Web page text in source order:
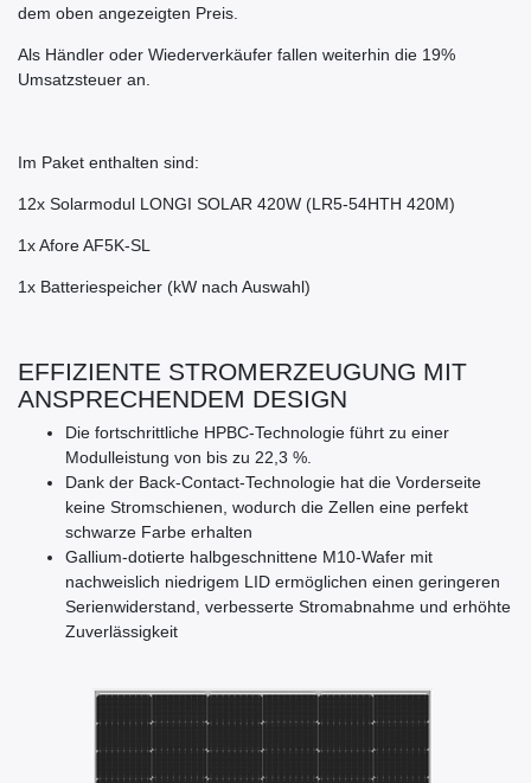
dem oben angezeigten Preis.
Als Händler oder Wiederverkäufer fallen weiterhin die 19%
Umsatzsteuer an.
Im Paket enthalten sind:
12x Solarmodul LONGI SOLAR 420W (LR5-54HTH 420M)
1x Afore AF5K-SL
1x Batteriespeicher (kW nach Auswahl)
EFFIZIENTE STROMERZEUGUNG MIT
ANSPRECHENDEM DESIGN
Die fortschrittliche HPBC-Technologie führt zu einer
Modulleistung von bis zu 22,3 %.
Dank der Back-Contact-Technologie hat die Vorderseite
keine Stromschienen, wodurch die Zellen eine perfekt
schwarze Farbe erhalten
Gallium-dotierte halbgeschnittene M10-Wafer mit
nachweislich niedrigem LID ermöglichen einen geringeren
Serienwiderstand, verbesserte Stromabnahme und erhöhte
Zuverlässigkeit